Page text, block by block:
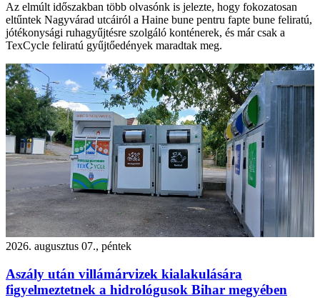
Az elmúlt időszakban több olvasónk is jelezte, hogy fokozatosan
eltűntek Nagyvárad utcáiról a Haine bune pentru fapte bune feliratú,
jótékonysági ruhagyűjtésre szolgáló konténerek, és már csak a
TexCycle feliratú gyűjtőedények maradtak meg.
2026. augusztus 07., péntek
Aszály után villámárvizek kialakulására
figyelmeztetnek a hidrológusok Bihar megyében